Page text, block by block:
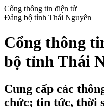
Cổng thông tin điện tử
Đảng bộ tỉnh Thái Nguyên
Cổng thông
bộ tỉnh Thái
Cung cấp các
chức; tin tức, thời